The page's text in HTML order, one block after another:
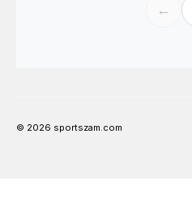
←
© 2026 sportszam.com